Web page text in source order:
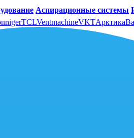
Аспирационные системы
TCLVentmachineVKTАрктика